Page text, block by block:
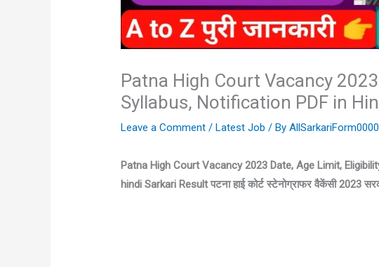
Patna High Court Vacancy
Syllabus, Notification PDF in
Leave a Comment / Latest Job / ByAllSarkariForm0000
Patna High Court Vacancy 2023 Date, Age Limit,
hindi Sarkari Result पटना हाई कोर्ट स्टेनोग्राफर वैकेंसी 2023